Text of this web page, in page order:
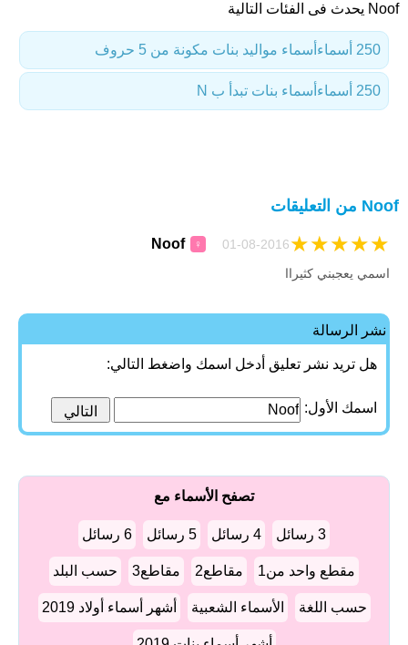
Noof يحدث فى الفئات التالية
أسماء مواليد بنات مكونة من 5 حروف 250 أسماء
أسماء بنات تبدأ ب N 250 أسماء
Noof من التعليقات
Noof ♀ 01-08-2016 ★
★
★
★
★
اسمي يعجبني كثيراا
نشر الرسالة
هل تريد نشر تعليق أدخل اسمك واضغط التالي:
اسمك الأول:
تصفح الأسماء مع
3 رسائل 4 رسائل 5 رسائل 6 رسائل
مقطع واحد من1 مقاطع2 مقاطع3 حسب البلد
حسب اللغة الأسماء الشعبية أشهر أسماء أولاد 2019